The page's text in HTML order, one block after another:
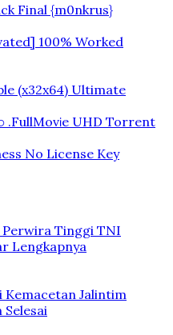
Final {m0nkrus}
100% Worked
(x32x64) Ultimate
.FullMov𝗂e UHD Torrent
No License Key
Perwira Tinggi TNI
Lengkapnya
Kemacetan Jalintim